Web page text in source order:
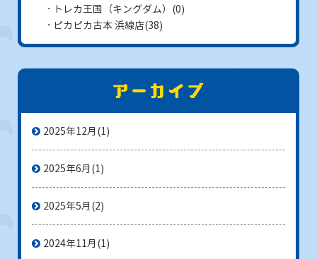
トレカ王国（キングダム） (0)
ピカピカ古本 浜線店(38)
2025年12月 (1)
2025年6月 (1)
2025年5月 (2)
2024年11月 (1)